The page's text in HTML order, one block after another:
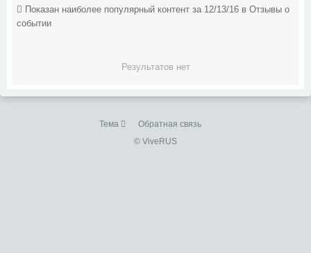
Показан наиболее популярный контент за 12/13/16 в Отзывы о
событии
Результатов нет
Тема
Обратная связь
© ViveRUS